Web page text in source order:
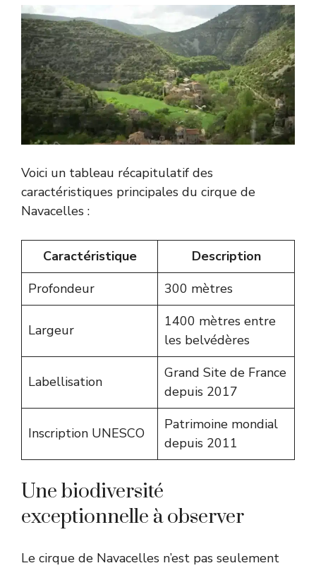
Voici un tableau récapitulatif des
caractéristiques principales du cirque de
Navacelles :
Caractéristique
Description
Profondeur
300 mètres
Largeur
1400 mètres entre
les belvédères
Labellisation
Grand Site de France
depuis 2017
Inscription UNESCO
Patrimoine mondial
depuis 2011
Une biodiversité
exceptionnelle à observer
Le cirque de Navacelles n’est pas seulement